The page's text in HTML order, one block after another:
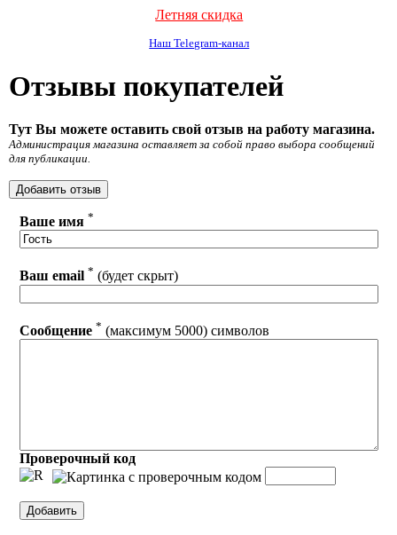
Летняя скидка
Наш Telegram-канал
Отзывы покупателей
Тут Вы можете оставить свой отзыв на работу магазина.
Администрация магазина оставляет за собой право выбора сообщений
для публикации.
Ваше имя *
Ваш email * (будет скрыт)
Сообщение * (максимум 5000) символов
Проверочный код